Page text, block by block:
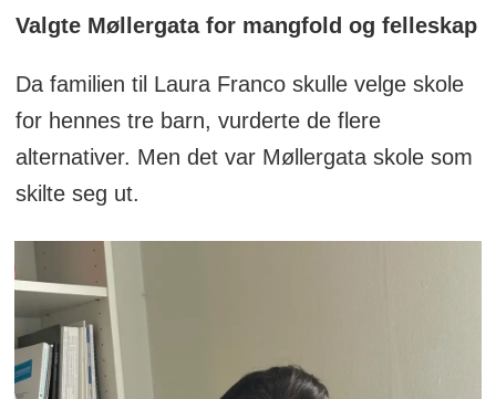
Valgte Møllergata for mangfold og felleskap
Da familien til Laura Franco skulle velge skole
for hennes tre barn, vurderte de flere
alternativer. Men det var Møllergata skole som
skilte seg ut.